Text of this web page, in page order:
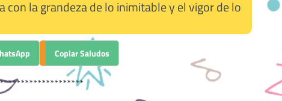
con la grandeza de lo inimitable y el vigor de lo
Copiar Saludos